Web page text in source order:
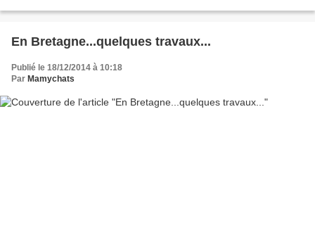
En Bretagne...quelques travaux...
Publié le 18/12/2014 à 10:18
Par Mamychats